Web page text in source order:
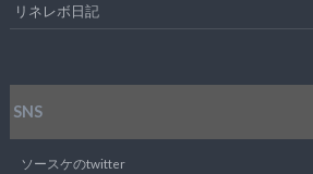
リネレボ日記
SNS
ソースケのtwitter